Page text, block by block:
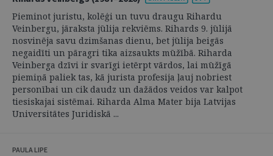
Pieminot juristu, kolēģi un tuvu draugu Rihardu
Veinbergu, jāraksta jūlija rekviēms. Rihards 9. jūlijā
nosvinēja savu dzimšanas dienu, bet jūlija beigās
negaidīti un pāragri tika aizsaukts mūžībā. Riharda
Veinberga dzīvi ir svarīgi ietērpt vārdos, lai mūžīgā
piemiņā paliek tas, kā jurista profesija ļauj nobriest
personībai un cik daudz un dažādos veidos var kalpot
tiesiskajai sistēmai. Riharda Alma Mater bija Latvijas
Universitātes Juridiskā ...
PAULA LIPE